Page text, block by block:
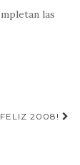
las
2008!